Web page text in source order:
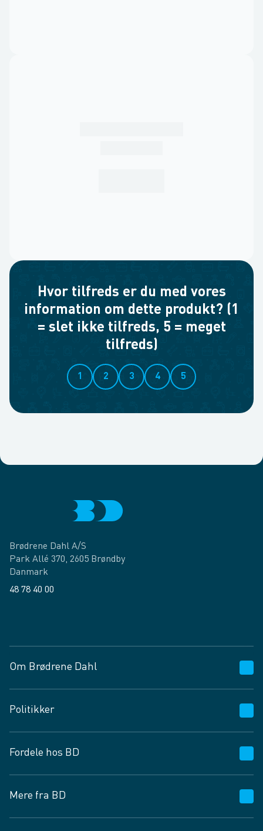
Hvor tilfreds er du med vores
information om dette produkt? (1
= slet ikke tilfreds, 5 = meget
tilfreds)
1 2 3 4 5
Brødrene Dahl A/S
Park Allé 370, 2605 Brøndby
Danmark
48 78 40 00
Om Brødrene Dahl
Vagttelefon 30 10 89 89
Spørgsmål og svar
Job og karriere
Fødevarekontrolrapport
Politikker
Privatlivspolitik
Cookies
Vilkår og betingelser
Fordele hos BD
BD app
BD.dk services
Mere fra BD